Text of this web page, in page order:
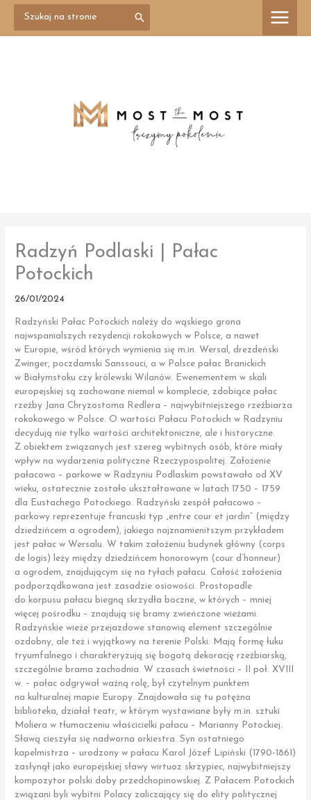
Przejdź
treści
for:
Radzyń Podlaski | Pałac
Potockich
26/01/2024
Radzyński Pałac Potockich należy do wąskiego grona
najwspanialszych rezydencji rokokowych w Polsce, a nawet
w Europie, wśród których wymienia się m.in. Wersal, drezdeński
Zwinger, poczdamski Sanssouci, a w Polsce pałac Branickich
w Białymstoku czy królewski Wilanów. Ewenementem w skali
europejskiej są zachowane niemal w komplecie, zdobiące pałac
rzeźby Jana Chryzostoma Redlera – najwybitniejszego rzeźbiarza
rokokowego w Polsce. O wartości Pałacu Potockich w Radzyniu
decydują nie tylko wartości architektoniczne, ale i historyczne.
Z obiektem związanych jest szereg wybitnych osób, które miały
wpływ na wydarzenia polityczne Rzeczypospolitej. Założenie
pałacowo – parkowe w Radzyniu Podlaskim powstawało od XV
wieku, ostatecznie zostało ukształtowane w latach 1750 – 1759
dla Eustachego Potockiego. Radzyński zespół pałacowo –
parkowy reprezentuje francuski typ „entre cour et jardin” (między
dziedzińcem a ogrodem), jakiego najznamienitszym przykładem
jest pałac w Wersalu. W takim założeniu budynek główny (corps
de logis) leży między dziedzińcem honorowym (cour d’honneur)
a ogrodem, znajdującym się na tyłach pałacu. Całość założenia
podporządkowana jest zasadzie osiowości. Prostopadle
do korpusu pałacu biegną skrzydła boczne, w których – mniej
więcej pośrodku – znajdują się bramy zwieńczone wieżami.
Radzyńskie wieże przejazdowe stanowią element szczególnie
ozdobny, ale też i wyjątkowy na terenie Polski. Mają formę łuku
tryumfalnego i charakteryzują się bogatą dekorację rzeźbiarską,
szczególnie brama zachodnia. W czasach świetności – II poł. XVIII
w. – pałac odgrywał ważną rolę, był czytelnym punktem
na kulturalnej mapie Europy. Znajdowała się tu potężna
biblioteka, działał teatr, w którym wystawiane były m.in. sztuki
Moliera w tłumaczeniu właścicielki pałacu – Marianny Potockiej.
Sławą cieszyła się nadworna orkiestra. Syn ostatniego
kapelmistrza – urodzony w pałacu Karol Józef Lipiński (1790-1861)
zasłynął jako europejskiej sławy wirtuoz skrzypiec, najwybitniejszy
kompozytor polski doby przedchopinowskiej. Z Pałacem Potockich
związani byli wybitni Polacy zaliczający się do elity politycznej